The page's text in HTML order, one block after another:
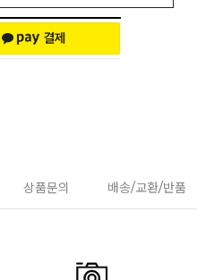
상품문의 배송/교환/반품